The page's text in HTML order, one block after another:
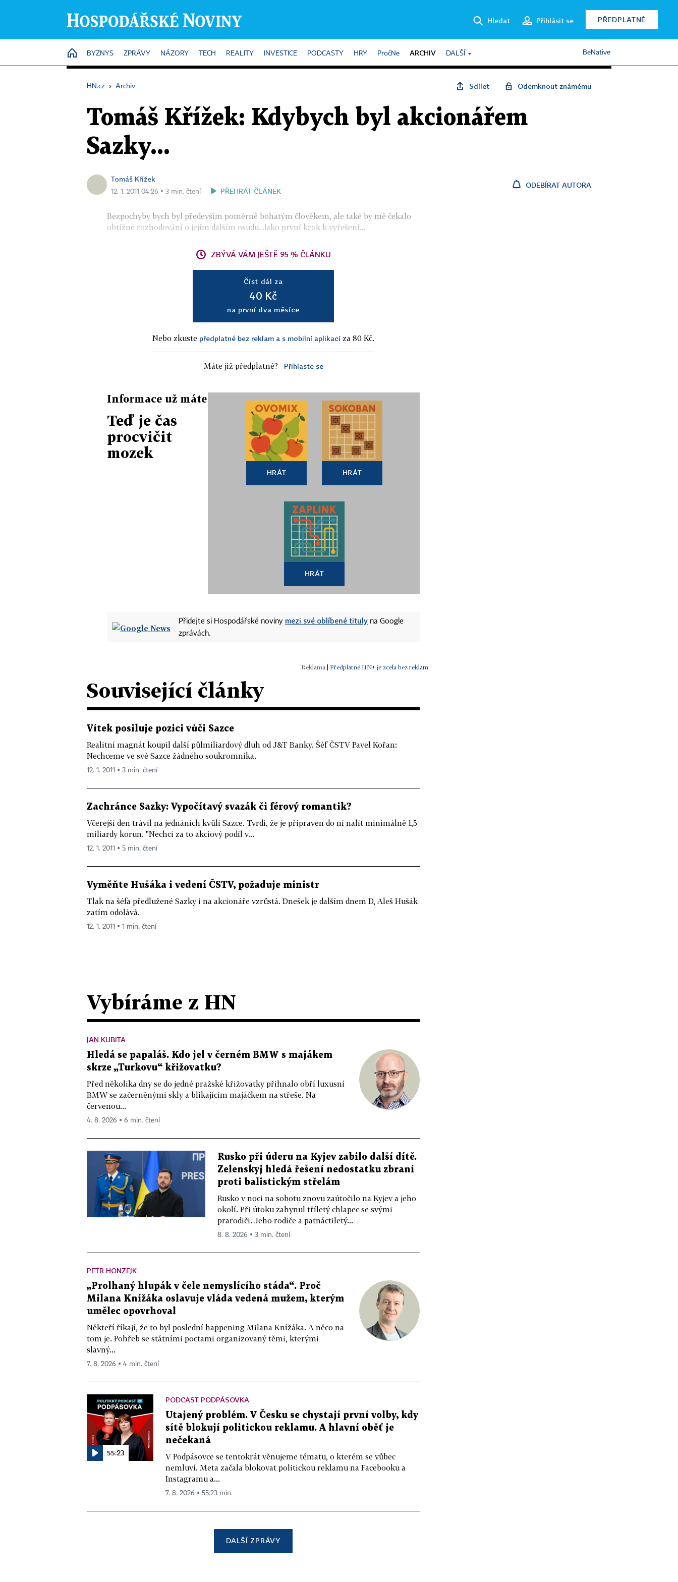
Hledat Přihlásit se PŘEDPLATNÉ
HOME
BYZNYS ZPRÁVY NÁZORY TECH REALITY INVESTICE PODCASTY HRY PročNe ARCHIV DALŠÍ BeNative
HN.cz › Archiv Sdílet Odemknout známému
Tomáš Křížek: Kdybych byl akcionářem
Sazky...
Tomáš Křížek
12. 1. 2011 04:26 ▪ 3 min. čtení PŘEHRÁT ČLÁNEK
ODEBÍRAT AUTORA
Bezpochyby bych byl především poměrně bohatým člověkem, ale také by mě čekalo
obtížné rozhodování o jejím dalším osudu. Jako první krok k vyřešení...
ZBÝVÁ VÁM JEŠTĚ 95 % ČLÁNKU
Číst dál za
40 Kč
na první dva měsíce
Nebo zkuste předplatné bez reklam a s mobilní aplikací za 80 Kč.
Máte již předplatné? Přihlaste se
Informace už máte
Teď je čas
procvičit
mozek
HRÁT HRÁT
HRÁT
Přidejte si Hospodářské noviny mezi své oblíbené tituly na Google
zprávách.
Předplatné HN+ je zcela bez reklam.
Související články
Vítek posiluje pozici vůči Sazce
Realitní magnát koupil další půlmiliardový dluh od J&T Banky. Šéf ČSTV Pavel Kořan:
Nechceme ve své Sazce žádného soukromníka.
12. 1. 2011 ▪ 3 min. čtení
Zachránce Sazky: Vypočítavý svazák či férový romantik?
Včerejší den trávil na jednáních kvůli Sazce. Tvrdí, že je připraven do ní nalít minimálně 1,5
miliardy korun. "Nechci za to akciový podíl v...
12. 1. 2011 ▪ 5 min. čtení
Vyměňte Hušáka i vedení ČSTV, požaduje ministr
Tlak na šéfa předlužené Sazky i na akcionáře vzrůstá. Dnešek je dalším dnem D, Aleš Hušák
zatím odolává.
12. 1. 2011 ▪ 1 min. čtení
Vybíráme z HN
JAN KUBITA
Hledá se papaláš. Kdo jel v černém BMW s majákem
skrze „Turkovu“ křižovatku?
Před několika dny se do jedné pražské křižovatky přihnalo obří luxusní
BMW se začerněnými skly a blikajícím majáčkem na střeše. Na
červenou...
4. 8. 2026 ▪ 6 min. čtení
Rusko při úderu na Kyjev zabilo další dítě.
Zelenskyj hledá řešení nedostatku zbraní
proti balistickým střelám
Rusko v noci na sobotu znovu zaútočilo na Kyjev a jeho
okolí. Při útoku zahynul tříletý chlapec se svými
prarodiči. Jeho rodiče a patnáctiletý...
8. 8. 2026 ▪ 3 min. čtení
PETR HONZEJK
„Prolhaný hlupák v čele nemyslícího stáda“. Proč
Milana Knížáka oslavuje vláda vedená mužem, kterým
umělec opovrhoval
Někteří říkají, že to byl poslední happening Milana Knížáka. A něco na
tom je. Pohřeb se státními poctami organizovaný těmi, kterými
slavný...
7. 8. 2026 ▪ 4 min. čtení
55:23
PODCAST PODPÁSOVKA
Utajený problém. V Česku se chystají první volby, kdy
sítě blokují politickou reklamu. A hlavní oběť je
nečekaná
V Podpásovce se tentokrát věnujeme tématu, o kterém se vůbec
nemluví. Meta začala blokovat politickou reklamu na Facebooku a
Instagramu a...
7. 8. 2026 ▪ 55:23 min.
DALŠÍ ZPRÁVY